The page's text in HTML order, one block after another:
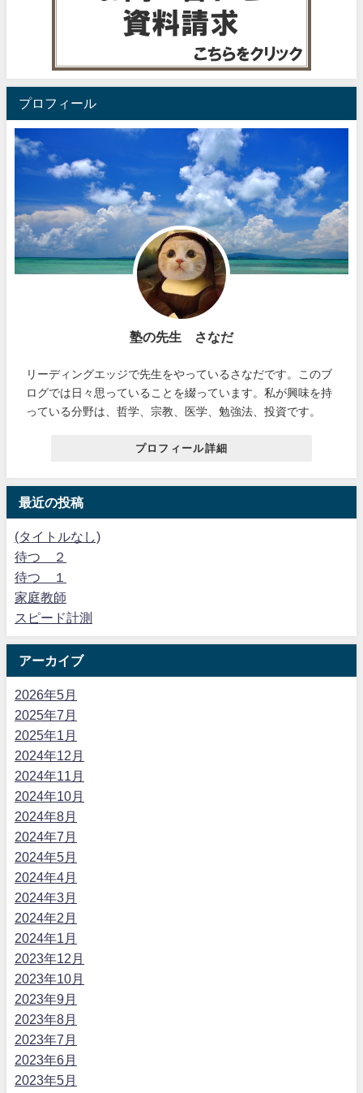
プロフィール
塾の先生 さなだ
リーディングエッジで先生をやっているさなだです。このブ
ログでは日々思っていることを綴っています。私が興味を持
っている分野は、哲学、宗教、医学、勉強法、投資です。
プロフィール詳細
最近の投稿
(タイトルなし)
待つ ２
待つ １
家庭教師
スピード計測
アーカイブ
2026年5月
2025年7月
2025年1月
2024年12月
2024年11月
2024年10月
2024年8月
2024年7月
2024年5月
2024年4月
2024年3月
2024年2月
2024年1月
2023年12月
2023年10月
2023年9月
2023年8月
2023年7月
2023年6月
2023年5月